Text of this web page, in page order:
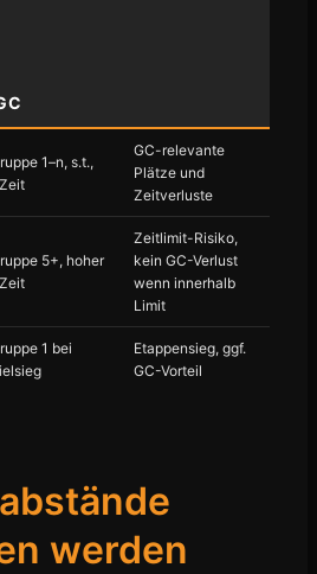
1–n, s.t.,
GC-relevante
Plätze und
Zeitverluste
5+, hoher
Zeitlimit-Risiko,
kein GC-Verlust
wenn innerhalb
Limit
1 bei
Etappensieg, ggf.
GC-Vorteil
werden